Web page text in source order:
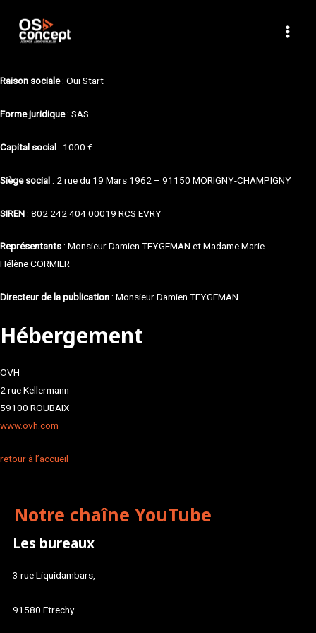
Mentions Légales
INFORMATIONS ÉDITEUR
Raison sociale: Oui Start
Forme juridique: SAS
Capital social : 1000 €
Siège social : 2 rue du 19 Mars 1962 – 91150 MORIGNY-CHAMPIGNY
SIREN : 802 242 404 00019 RCS EVRY
Représentants : Monsieur Damien TEYGEMAN et Madame Marie-
Hélène CORMIER
Directeur de la publication : Monsieur Damien TEYGEMAN
Hébergement
OVH
2 rue Kellermann
59100 ROUBAIX
www.ovh.com
retour à l’accueil
Notre chaîne YouTube
Les bureaux
3 rue Liquidambars,
91580 Etrechy